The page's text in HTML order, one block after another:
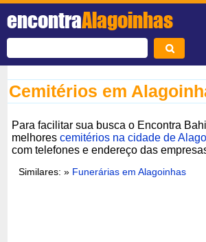
encontraAlagoinhas
Cemitérios em
Para facilitar sua busca o Encontra
melhorescemitérios na cidade de
com telefones e endereço das
Similares: » Funerárias em Alagoinhas